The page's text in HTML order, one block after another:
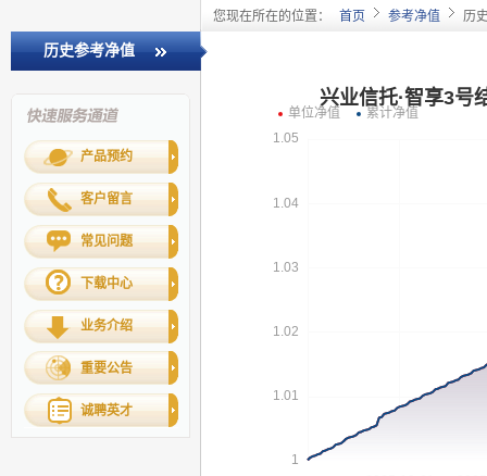
您现在所在的位置： 首页 参考净值 历
历史参考净值
产品预约
客户留言
常见问题
下载中心
业务介绍
重要公告
诚聘英才